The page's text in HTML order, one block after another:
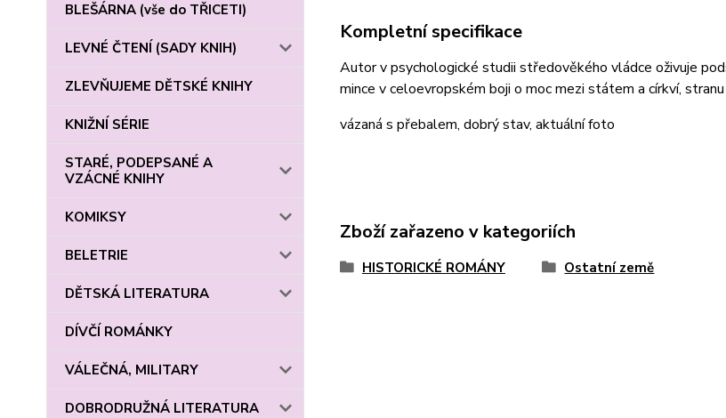
BLEŠÁRNA (vše do TŘICETI)
LEVNÉ ČTENÍ (SADY KNIH)
ZLEVŇUJEME DĚTSKÉ KNIHY
KNIŽNÍ SÉRIE
STARÉ, PODEPSANÉ A
VZÁCNÉ KNIHY
KOMIKSY
BELETRIE
DĚTSKÁ LITERATURA
DÍVČÍ ROMÁNKY
VÁLEČNÁ, MILITARY
DOBRODRUŽNÁ LITERATURA
Kompletní specifikace
Autor v psychologické studii středověkého vládce oživuje
mince v celoevropském boji o moc mezi státem a církví,
vázaná s přebalem, dobrý stav, aktuální foto
Zboží zařazeno v kategoriích
HISTORICKÉ ROMÁNY Ostatní země